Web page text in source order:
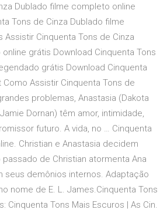
Dublado filme completo online
Tons de Cinza Dublado filme
Cinquenta Tons de Cinza
grátis Download Cinquenta Tons
grátis Download Cinquenta
Como Assistir Cinquenta Tons de
problemas, Anastasia (Dakota
Dornan) têm amor, intimidade,
futuro. A vida, no … Cinquenta
Christian e Anastasia decidem
de Christian atormenta Ana
seus demônios internos. Adaptação
nome de E. L. James.Cinquenta Tons
Cinquenta Tons Mais Escuros | As Cin.